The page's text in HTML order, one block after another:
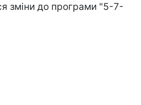
зміни до програми "5-7-